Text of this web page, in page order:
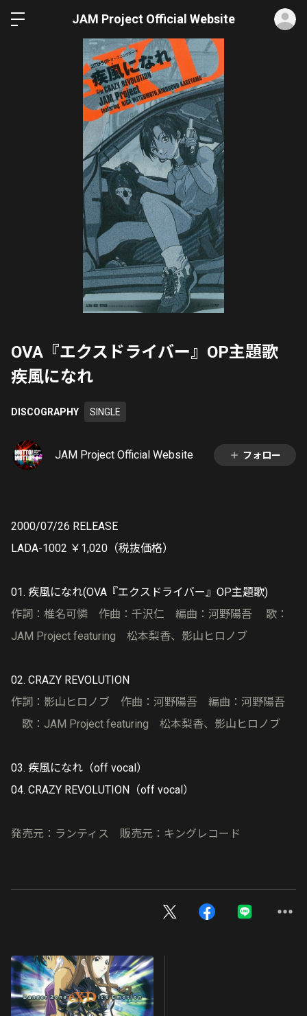
JAM Project Official Website
OVA『エクスドライバー』OP主題歌
疾風になれ
DISCOGRAPHY SINGLE
JAM Project Official Website フォロー
2000/07/26 RELEASE
LADA-1002 ￥1,020（税抜価格）
01. 疾風になれ(OVA『エクスドライバー』OP主題歌)
作詞：椎名可憐 作曲：千沢仁 編曲：河野陽吾 歌：
JAM Project featuring 松本梨香、影山ヒロノブ
02. CRAZY REVOLUTION
作詞：影山ヒロノブ 作曲：河野陽吾 編曲：河野陽吾
歌：JAM Project featuring 松本梨香、影山ヒロノブ
03. 疾風になれ（off vocal）
04. CRAZY REVOLUTION（off vocal）
発売元：ランティス 販売元：キングレコード